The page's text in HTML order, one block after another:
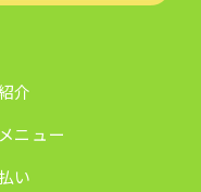
介
ニュー
い